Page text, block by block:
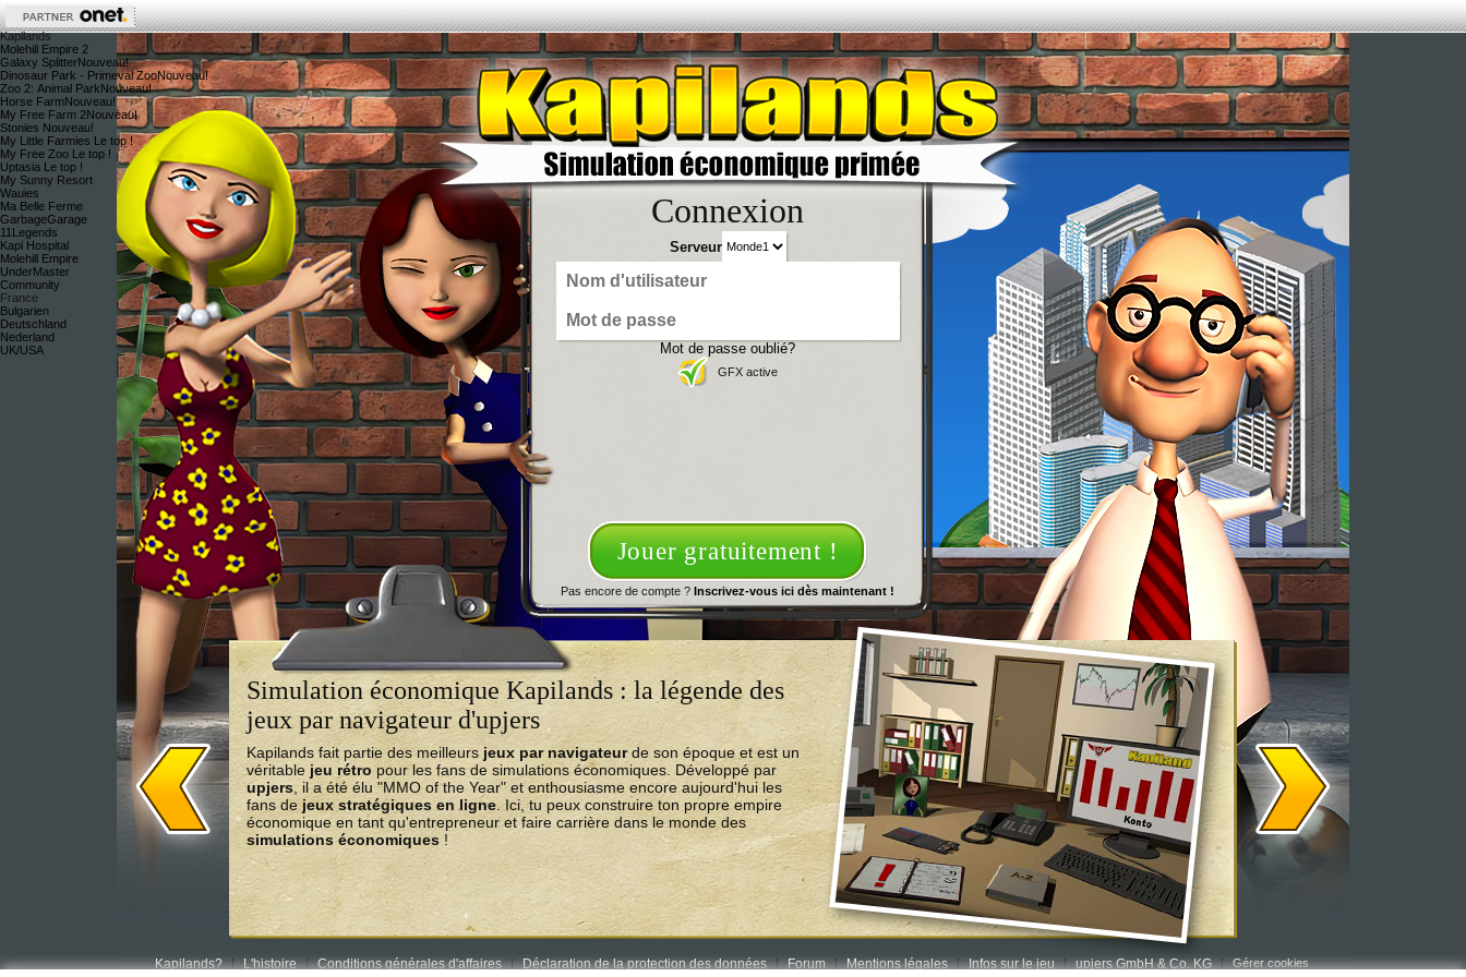
Kapilands
Molehill Empire 2
Galaxy SplitterNouveau!
Dinosaur Park - Primeval ZooNouveau!
Zoo 2: Animal ParkNouveau!
Horse FarmNouveau!
My Free Farm 2Nouveau!
Stonies Nouveau!
My Little Farmies Le top !
My Free Zoo Le top !
Uptasia Le top !
My Sunny Resort
Wauies
Ma Belle Ferme
GarbageGarage
11Legends
Kapi Hospital
Molehill Empire
UnderMaster
Community
France
Bulgarien
Deutschland
Nederland
UK/USA
Connexion
Serveur
Mot de passe oublié?
GFX active
Jouer gratuitement !
Pas encore de compte ? Inscrivez-vous ici dès maintenant !
Simulation économique Kapilands : la légende des
jeux par navigateur d'upjers
Kapilands fait partie des meilleurs jeux par navigateurde son époque et est un
véritable jeu rétro pour les fans de simulations économiques. Développé par
upjers, il a été élu "MMO of the Year" et enthousiasme encore aujourd'hui les
fans dejeux stratégiques en ligne. Ici, tu peux construire ton propre empire
économique en tant qu'entrepreneur et faire carrière dans le monde des
simulations économiques !
Kapilands? L'histoire Conditions générales d'affaires Déclaration de la protection des données Forum Mentions légales Infos sur le jeu upjers GmbH & Co. KG Gérer cookies